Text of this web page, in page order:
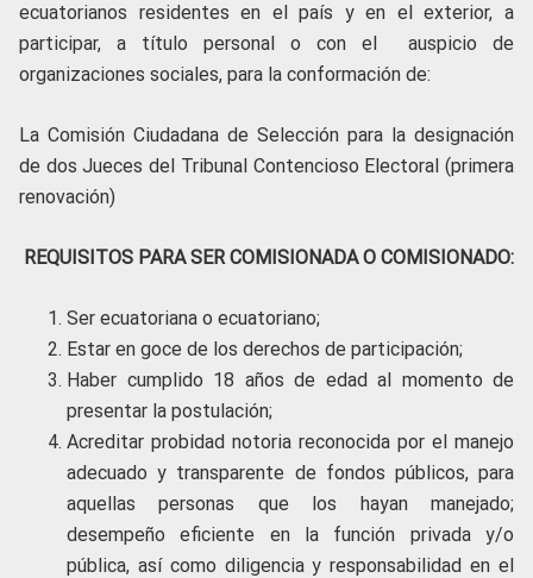
ecuatorianos residentes en el país y en el exterior, a
participar, a título personal o con el auspicio de
organizaciones sociales, para la conformación de:
La Comisión Ciudadana de Selección para la designación
de dos Jueces del Tribunal Contencioso Electoral (primera
renovación)
REQUISITOS PARA SER COMISIONADA O COMISIONADO:
Ser ecuatoriana o ecuatoriano;
Estar en goce de los derechos de participación;
Haber cumplido 18 años de edad al momento de
presentar la postulación;
Acreditar probidad notoria reconocida por el manejo
adecuado y transparente de fondos públicos, para
aquellas personas que los hayan manejado;
desempeño eficiente en la función privada y/o
pública, así como diligencia y responsabilidad en el